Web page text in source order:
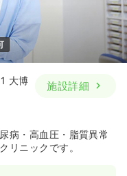
大博
施設詳細
病・高血圧・脂質異常
リニックです。